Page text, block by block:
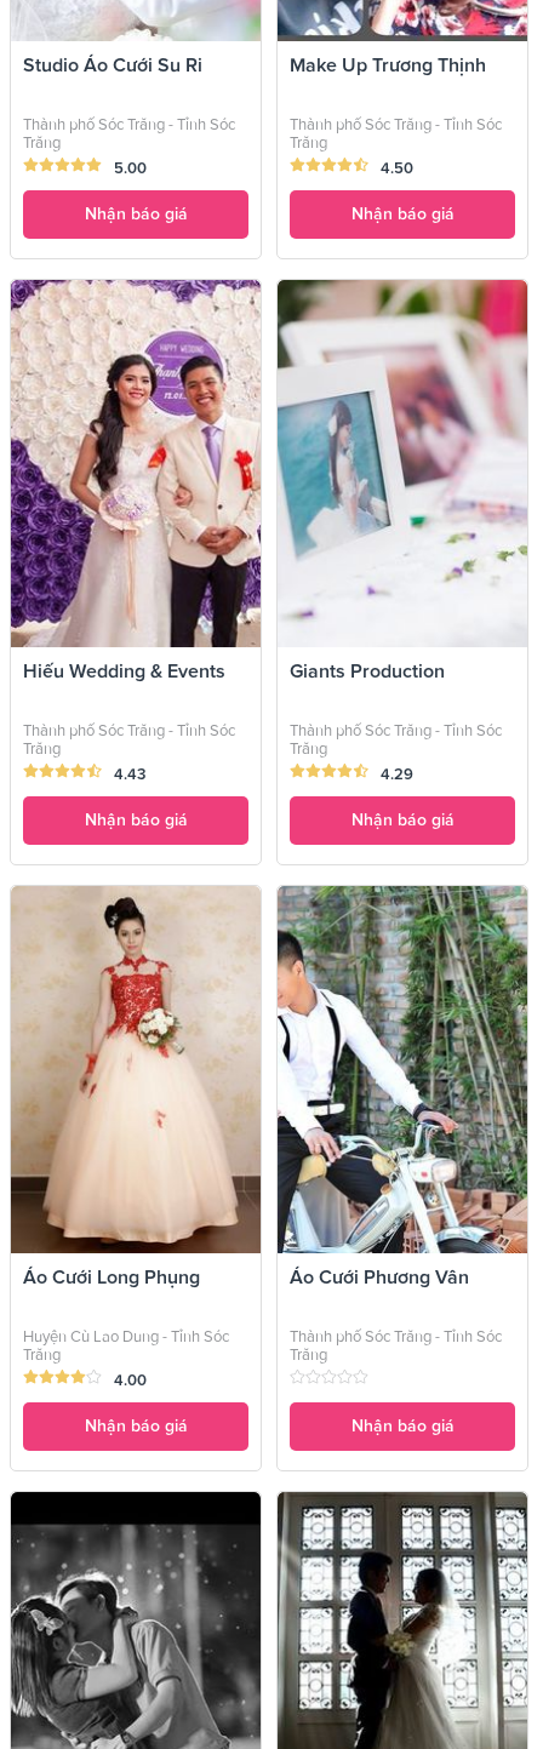
Studio Áo Cưới Su Ri
Thành phố Sóc Trăng - Tỉnh Sóc
Trăng
5.00
Nhận báo giá
Make Up Trương Thịnh
Thành phố Sóc Trăng - Tỉnh Sóc
Trăng
4.50
Nhận báo giá
Hiếu Wedding & Events
Thành phố Sóc Trăng - Tỉnh Sóc
Trăng
4.43
Nhận báo giá
Giants Production
Thành phố Sóc Trăng - Tỉnh Sóc
Trăng
4.29
Nhận báo giá
Áo Cưới Long Phụng
Huyện Cù Lao Dung - Tỉnh Sóc
Trăng
4.00
Nhận báo giá
Áo Cưới Phương Vân
Thành phố Sóc Trăng - Tỉnh Sóc
Trăng
Nhận báo giá